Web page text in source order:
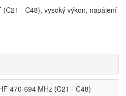
(C21 - C48), vysoký výkon, napájení
470-694 MHz (C21 - C48)